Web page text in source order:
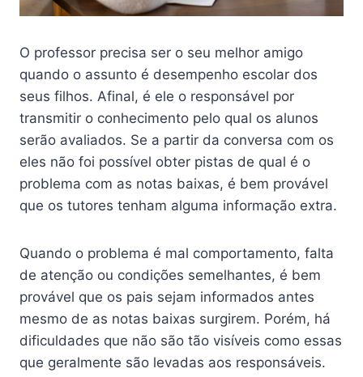
O professor precisa ser o seu melhor amigo
quando o assunto é desempenho escolar dos
seus filhos. Afinal, é ele o responsável por
transmitir o conhecimento pelo qual os alunos
serão avaliados. Se a partir da conversa com os
eles não foi possível obter pistas de qual é o
problema com as notas baixas, é bem provável
que os tutores tenham alguma informação extra.
Quando o problema é mal comportamento, falta
de atenção ou condições semelhantes, é bem
provável que os pais sejam informados antes
mesmo de as notas baixas surgirem. Porém, há
dificuldades que não são tão visíveis como essas
que geralmente são levadas aos responsáveis.